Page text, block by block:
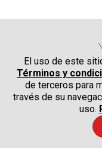
El uso de este
Términos y
de terceros para
través de su
uso.